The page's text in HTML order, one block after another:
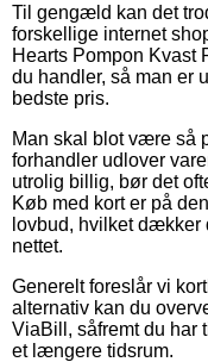
Til gengæld kan det
forskellige internet
Hearts Pompon Kvast
du handler, så man er
bedste pris.
Man skal blot være så
forhandler udlover
utrolig billig, bør det
Køb med kort er på
lovbud, hvilket dækker
nettet.
Generelt foreslår vi
alternativ kan du
ViaBill, såfremt du har
et længere tidsrum.